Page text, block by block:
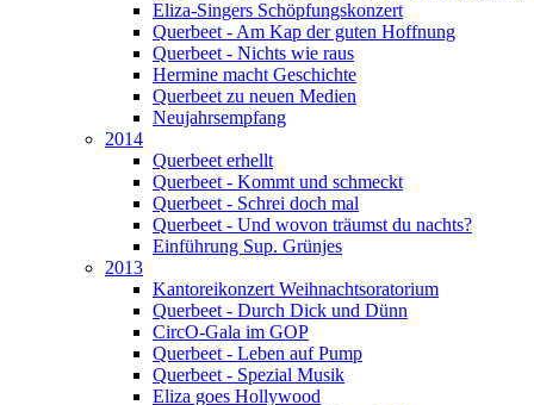
Eliza-Singers Schöpfungskonzert
Querbeet - Am Kap der guten Hoffnung
Querbeet - Nichts wie raus
Hermine macht Geschichte
Querbeet zu neuen Medien
Neujahrsempfang
2014
Querbeet erhellt
Querbeet - Kommt und schmeckt
Querbeet - Schrei doch mal
Querbeet - Und wovon träumst du nachts?
Einführung Sup. Grünjes
2013
Kantoreikonzert Weihnachtsoratorium
Querbeet - Durch Dick und Dünn
CircO-Gala im GOP
Querbeet - Leben auf Pump
Querbeet - Spezial Musik
Eliza goes Hollywood